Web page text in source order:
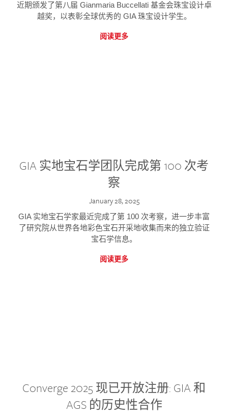
近期颁发了第八届 Gianmaria Buccellati 基金会珠宝设计卓
越奖，以表彰全球优秀的 GIA 珠宝设计学生。
阅读更多
GIA 实地宝石学团队完成第 100 次考
察
January 28, 2025
GIA 实地宝石学家最近完成了第 100 次考察，进一步丰富
了研究院从世界各地彩色宝石开采地收集而来的独立验证
宝石学信息。
阅读更多
Converge 2025 现已开放注册: GIA 和
AGS 的历史性合作